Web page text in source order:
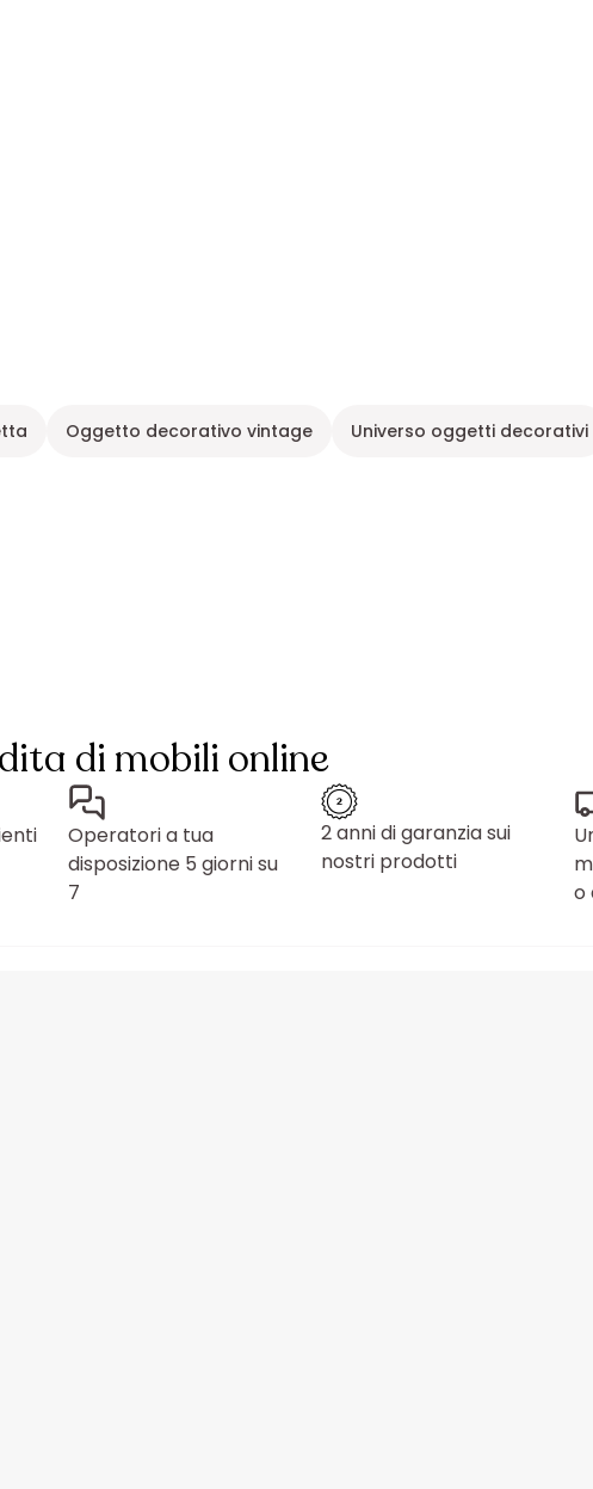
Oggetto decorativo vintage Universo oggetti decorativi
di mobili online
Operatori a tua
disposizione 5 giorni su
7
2 anni di garanzia sui
nostri prodotti
o